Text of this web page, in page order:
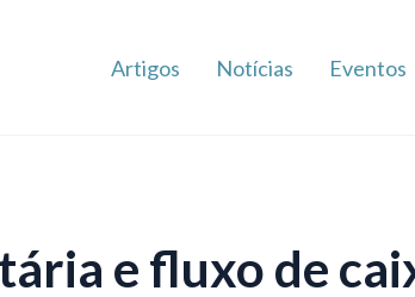
Artigos Notícias Eventos
e fluxo de